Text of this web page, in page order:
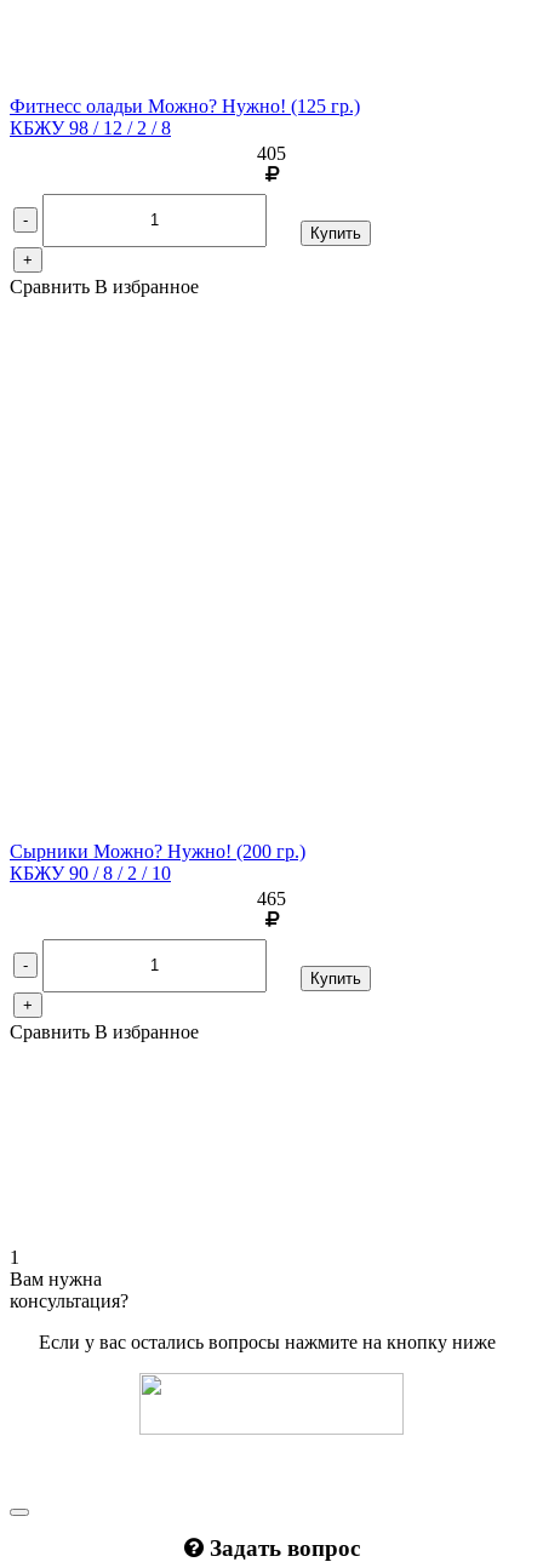
Фитнесс оладьи Можно? Нужно! (125 гр.)
КБЖУ 98 / 12 / 2 / 8
405
-
+
Купить
Сравнить В избранное
Сырники Можно? Нужно! (200 гр.)
КБЖУ 90 / 8 / 2 / 10
465
-
+
Купить
Сравнить В избранное
1
Вам нужна
консультация?
Если у вас остались вопросы нажмите на кнопку ниже
Задать вопрос